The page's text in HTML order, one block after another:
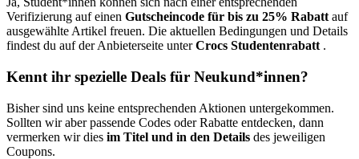
Verifizierung auf einen Gutscheincode für bis zu 25% Rabatt auf
ausgewählte Artikel freuen. Die aktuellen Bedingungen und Details
findest du auf der Anbieterseite unterCrocs Studentenrabatt .
Kennt ihr spezielle Deals für Neukund*innen?
Bisher sind uns keine entsprechenden Aktionen untergekommen.
Sollten wir aber passende Codes oder Rabatte entdecken, dann
vermerken wir dies im Titel und in den Details des jeweiligen
Coupons.